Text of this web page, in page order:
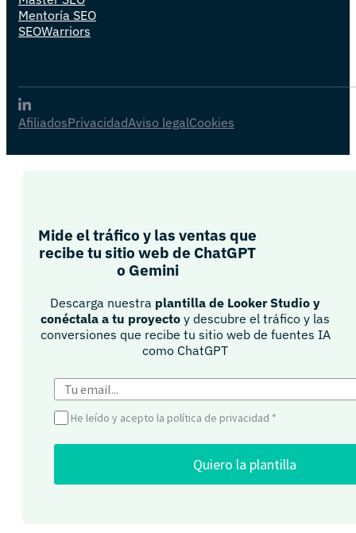
Mentoría SEO
SEOWarriors
AfiliadosPrivacidadAviso legalCookies
Mide el tráfico y las ventas que
recibe tu sitio web de ChatGPT
o Gemini​
Descarga nuestra plantilla de Looker Studio y
conéctala a tu proyecto y descubre el tráfico y las
conversiones que recibe tu sitio web de fuentes IA
como ChatGPT​
He leído y acepto la política de privacidad *
Quiero la plantilla